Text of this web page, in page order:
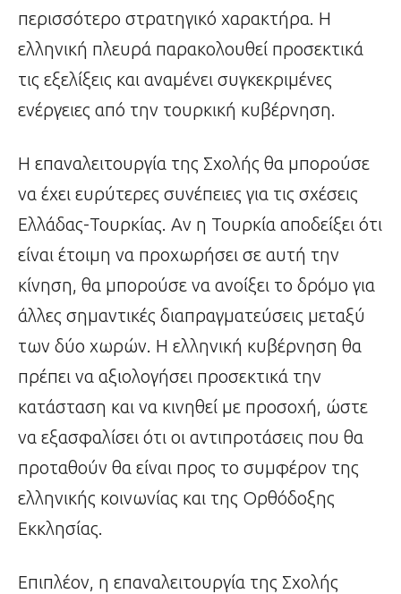
περισσότερο στρατηγικό χαρακτήρα. Η
ελληνική πλευρά παρακολουθεί προσεκτικά
τις εξελίξεις και αναμένει συγκεκριμένες
ενέργειες από την τουρκική κυβέρνηση.
Η επαναλειτουργία της Σχολής θα μπορούσε
να έχει ευρύτερες συνέπειες για τις σχέσεις
Ελλάδας-Τουρκίας. Αν η Τουρκία αποδείξει ότι
είναι έτοιμη να προχωρήσει σε αυτή την
κίνηση, θα μπορούσε να ανοίξει το δρόμο για
άλλες σημαντικές διαπραγματεύσεις μεταξύ
των δύο χωρών. Η ελληνική κυβέρνηση θα
πρέπει να αξιολογήσει προσεκτικά την
κατάσταση και να κινηθεί με προσοχή, ώστε
να εξασφαλίσει ότι οι αντιπροτάσεις που θα
προταθούν θα είναι προς το συμφέρον της
ελληνικής κοινωνίας και της Ορθόδοξης
Εκκλησίας.
Επιπλέον, η επαναλειτουργία της Σχολής